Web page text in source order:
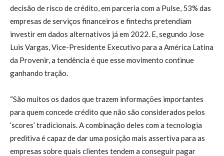
decisão de risco de crédito, em parceria com a Pulse, 53% das
empresas de serviços financeiros e fintechs pretendiam
investir em dados alternativos já em 2022. E, segundo Jose
Luis Vargas, Vice-Presidente Executivo para a América Latina
da Provenir, a tendência é que esse movimento continue
ganhando tração.
“São muitos os dados que trazem informações importantes
para quem concede crédito que não são considerados pelos
‘scores’ tradicionais. A combinação deles com a tecnologia
preditiva é capaz de dar uma posição mais assertiva para as
empresas sobre quais clientes tendem a conseguir pagar